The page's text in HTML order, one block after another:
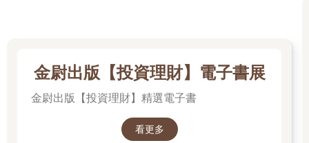
具備高成長性、高競爭壁壘、獲利高的優質賽道，再選擇賽道中
的領先公司作為投資的潛在標的。
同一產業中，不同賽道間的公司可能為上下游，或者業務上彼此
易累積對同一產業的知識，對後續追蹤產業及公司發展的投資後
金尉出版【投資理財】電子書展
金尉出版【投資理財】精選電子書
看更多